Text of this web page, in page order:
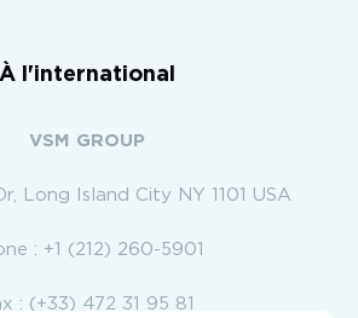
À l'international
VSM GROUP
Long Island City NY 1101 USA
: +1 (212) 260-5901
: (+33) 472 31 95 81